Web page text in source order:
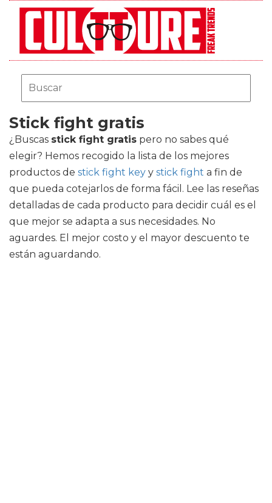
Stick fight gratis
¿Buscas stick fight gratis pero no sabes qué
elegir? Hemos recogido la lista de los mejores
productos de stick fight key y stick fight a fin de
que pueda cotejarlos de forma fácil. Lee las reseñas
detalladas de cada producto para decidir cuál es el
que mejor se adapta a sus necesidades. No
aguardes. El mejor costo y el mayor descuento te
están aguardando.